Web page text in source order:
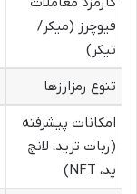
فیوچرز (میکر/
تیکر)
تنوع رمزارزها
امکانات پیشرفته
(ربات ترید، لانچ
پد، NFT)